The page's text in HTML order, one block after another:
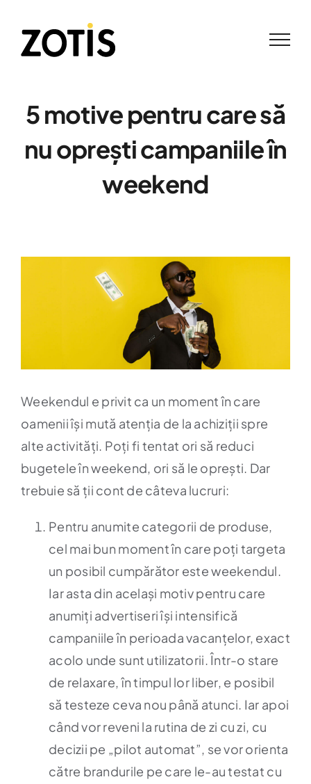
content
5 motive pentru care să
nu oprești campaniile în
weekend
Weekendul e privit ca un moment în care
oamenii își mută atenția de la achiziții spre
alte activități. Poți fi tentat ori să reduci
bugetele în weekend, ori să le oprești. Dar
trebuie să ții cont de câteva lucruri:
Pentru anumite categorii de produse,
cel mai bun moment în care poți targeta
un posibil cumpărător este weekendul.
Iar asta din același motiv pentru care
anumiți advertiseri își intensifică
campaniile în perioada vacanțelor, exact
acolo unde sunt utilizatorii. Într-o stare
de relaxare, în timpul lor liber, e posibil
să testeze ceva nou până atunci. Iar apoi
când vor reveni la rutina de zi cu zi, cu
decizii pe „pilot automat”, se vor orienta
către brandurile pe care le-au testat cu